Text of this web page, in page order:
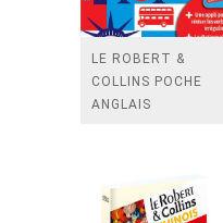
LE ROBERT &
COLLINS POCHE
ANGLAIS